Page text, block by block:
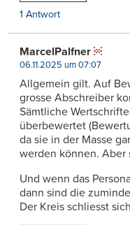
1 Antwort
MarcelPalfner
06.11.2025 um 07:07
Allgemein gilt. Auf
grosse Abschreiber
Sämtliche
überbewertet
da sie in der Masse
werden können. Aber
Und wenn das
dann sind die
Der Kreis schliesst